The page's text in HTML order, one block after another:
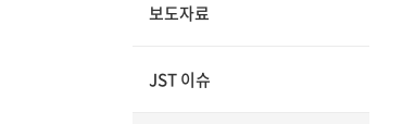
보도자료
JST 이슈